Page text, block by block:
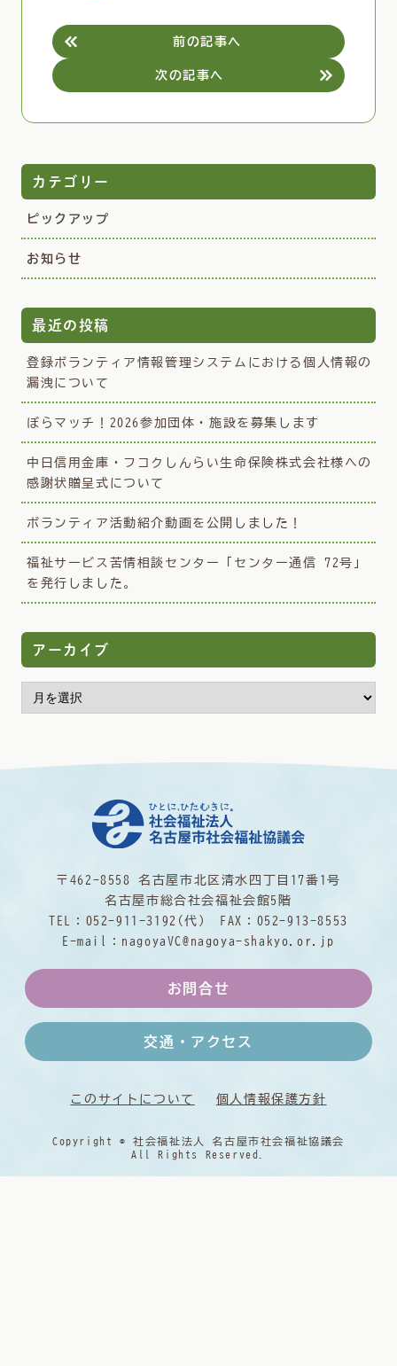
前の記事へ
次の記事へ
カテゴリー
ピックアップ
お知らせ
最近の投稿
登録ボランティア情報管理システムにおける個人情報の
漏洩について
ぼらマッチ！2026参加団体・施設を募集します
中日信用金庫・フコクしんらい生命保険株式会社様への
感謝状贈呈式について
ボランティア活動紹介動画を公開しました！
福祉サービス苦情相談センター「センター通信 72号」
を発行しました。
アーカイブ
〒462-8558 名古屋市北区清水四丁目17番1号
名古屋市総合社会福祉会館5階
TEL： 052-911-3192 (代) FAX：052-913-8553
E-mail： nagoyaVC@nagoya-shakyo.or.jp
お問合せ
交通・アクセス
このサイトについて 個人情報保護方針
Copyright © 社会福祉法人 名古屋市社会福祉協議会
All Rights Reserved.